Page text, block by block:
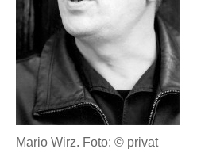
Mario Wirz. Foto: © privat